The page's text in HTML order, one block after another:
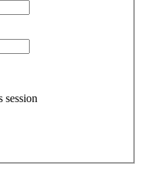
session